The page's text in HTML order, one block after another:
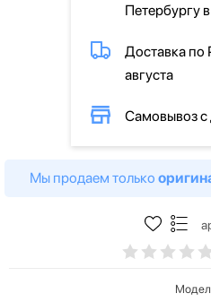
Петербургу
Доставка по
августа
Самовывоз с
Мы продаем только